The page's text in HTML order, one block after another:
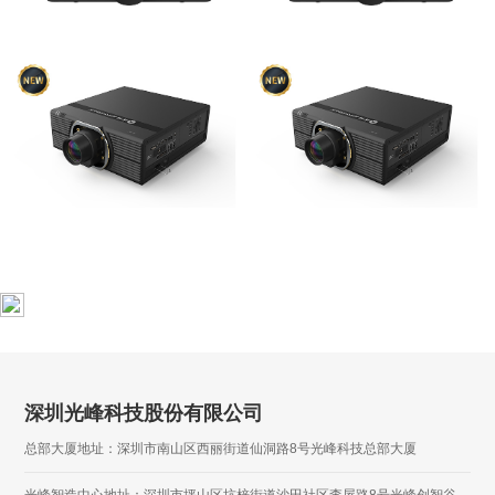
深圳光峰科技股份有限公司
总部大厦地址：深圳市南山区西丽街道仙洞路8号光峰科技总部大厦